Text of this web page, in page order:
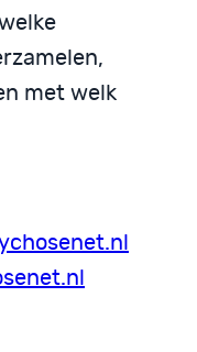
met welk